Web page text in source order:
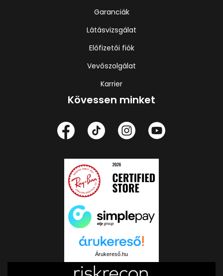
Garanciák
Látásvizsgálat
Előfizetői fiók
Vevőszolgálat
Karrier
Kövessen minket
Árukereső.hu